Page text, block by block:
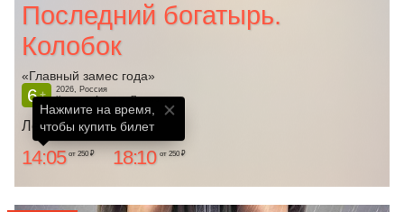
Последний богатырь.
Колобок
«Главный замес года»
6+
2026, Россия
Комедия, Фэнтези, Приключения
Ленком
14:05 от 250 ₽ 18:10 от 250 ₽
Нажмите на время,
чтобы купить билет